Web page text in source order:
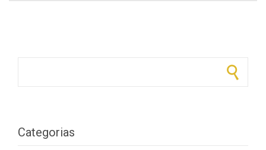
Categorias